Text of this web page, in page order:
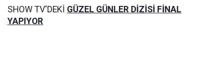
SHOW TV'DEKİ GÜZEL GÜNLER DİZİSİ FİNAL
YAPIYOR